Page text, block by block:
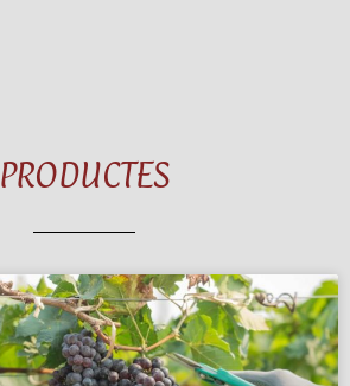
PRODUCTES